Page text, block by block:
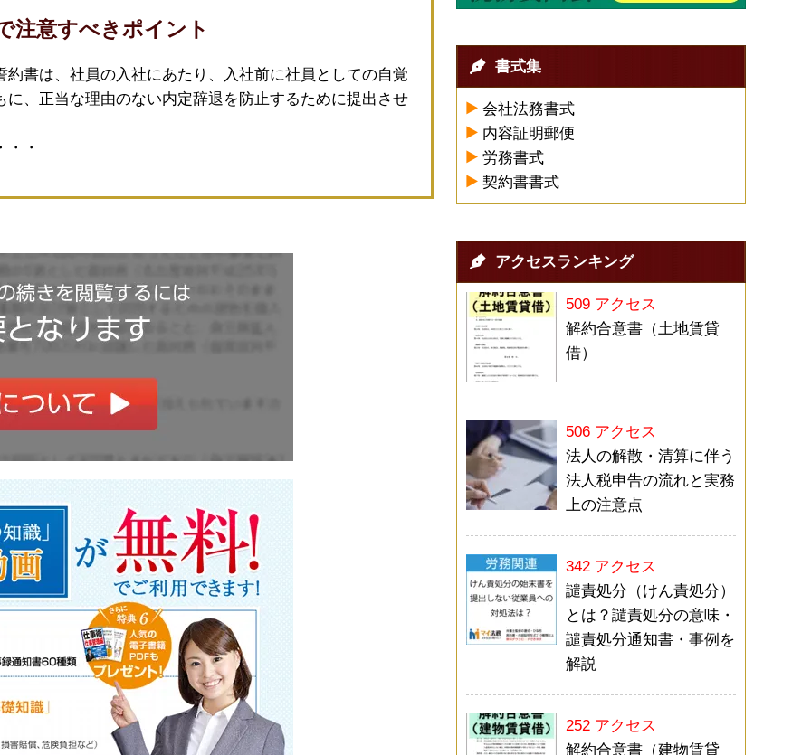
注意すべきポイント
書は、社員の入社にあたり、入社前に社員としての自覚
に、正当な理由のない内定辞退を防止するために提出させ
・
書式集
会社法務書式
内容証明郵便
労務書式
契約書書式
アクセスランキング
509 アクセス
解約合意書（土地賃貸
借）
506 アクセス
法人の解散・清算に伴う
法人税申告の流れと実務
上の注意点
342 アクセス
譴責処分（けん責処分）
とは？譴責処分の意味・
譴責処分通知書・事例を
解説
252 アクセス
解約合意書（建物賃貸